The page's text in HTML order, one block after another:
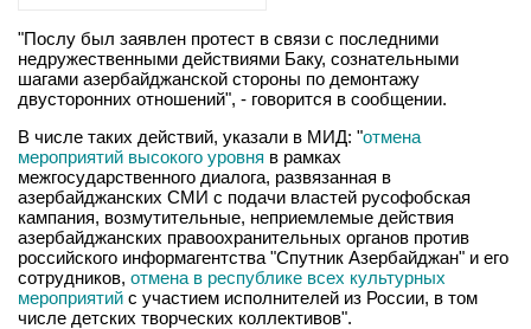
"Послу был заявлен протест в связи с последними
недружественными действиями Баку, сознательными
шагами азербайджанской стороны по демонтажу
двусторонних отношений", - говорится в сообщении.
В числе таких действий, указали в МИД: "отмена
мероприятий высокого уровня в рамках
межгосударственного диалога, развязанная в
азербайджанских СМИ с подачи властей русофобская
кампания, возмутительные, неприемлемые действия
азербайджанских правоохранительных органов против
российского информагентства "Спутник Азербайджан" и его
сотрудников, отмена в республике всех культурных
мероприятий с участием исполнителей из России, в том
числе детских творческих коллективов".